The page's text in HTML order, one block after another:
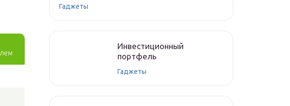
Гаджеты
Инвестиционный
портфель
Гаджеты